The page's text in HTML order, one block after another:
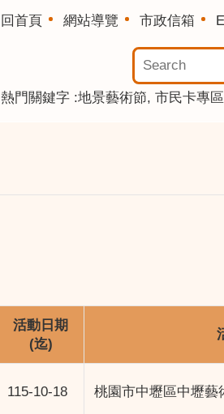
回首頁 網站導覽 市政信箱
熱門關鍵字 地景藝術節 市民卡專區
活動日期
(迄)
115-10-18 桃園市中壢區中壢藝